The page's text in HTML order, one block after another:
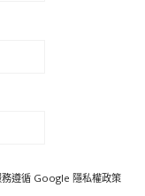
務遵循 Google 隱私權政策